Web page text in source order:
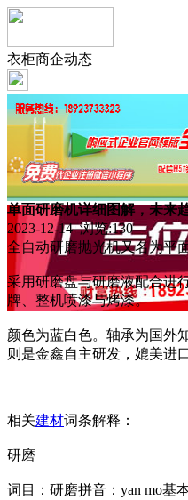
衣柜商企动态
单面研磨机详细图解，未来
2023-12-14 浏览:130
全自动研磨抛光机又名为平
采用研磨盘与研磨液配合进
牌、整机喷漆与烤漆。
颜色为蓝白色。轴承为国外
则是金鑫自主研发，媲美进
相关建材词条解释：
研磨
词目：研磨拼音：yan mo基